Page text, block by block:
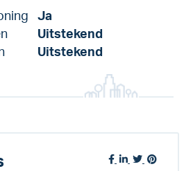
Ja
Uitstekend
Uitstekend